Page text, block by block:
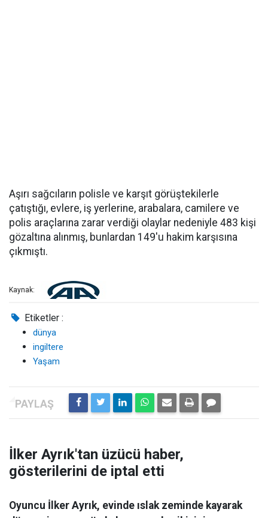
Aşırı sağcıların polisle ve karşıt görüştekilerle
çatıştığı, evlere, iş yerlerine, arabalara, camilere ve
polis araçlarına zarar verdiği olaylar nedeniyle 483 kişi
gözaltına alınmış, bunlardan 149'u hakim karşısına
çıkmıştı.
Kaynak:
Etiketler :
dünya
ingiltere
Yaşam
İlker Ayrık'tan üzücü haber,
gösterilerini de iptal etti
Oyuncu İlker Ayrık, evinde ıslak zeminde kayarak